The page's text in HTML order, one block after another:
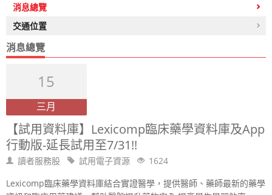
消息總覽
交通位置
消息總覽
15
三月
【試用資料庫】Lexicomp臨床藥學資料庫及App
行動版-延長試用至7/31!!
讀者服務股 試用電子資源
1624
Lexicomp臨床藥學資料庫結合實證醫學，提供醫師、藥師最新的藥學